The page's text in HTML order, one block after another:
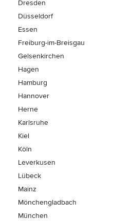
Dresden
Düsseldorf
Essen
Freiburg-im-Breisgau
Gelsenkirchen
Hagen
Hamburg
Hannover
Herne
Karlsruhe
Kiel
Köln
Leverkusen
Lübeck
Mainz
Mönchen­gladbach
München